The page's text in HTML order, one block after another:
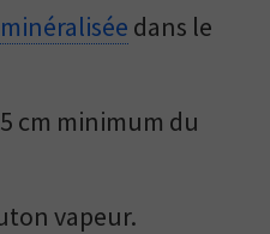
dans le
cm minimum du
vapeur.